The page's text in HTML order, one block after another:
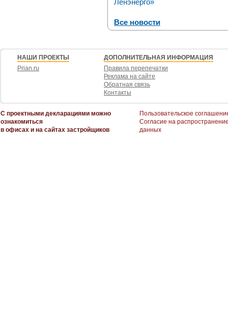
Ленэнерго»
Все новости
НАШИ ПРОЕКТЫ
Prian.ru
ДОПОЛНИТЕЛЬНАЯ ИНФОРМАЦИЯ
Правила перепечатки
Реклама на сайте
Обратная связь
Контакты
С проектными декларациями можно
ознакомиться
в офисах и на сайтах застройщиков
Пользовательское
Согласие на
данных